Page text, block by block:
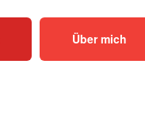
Über mich